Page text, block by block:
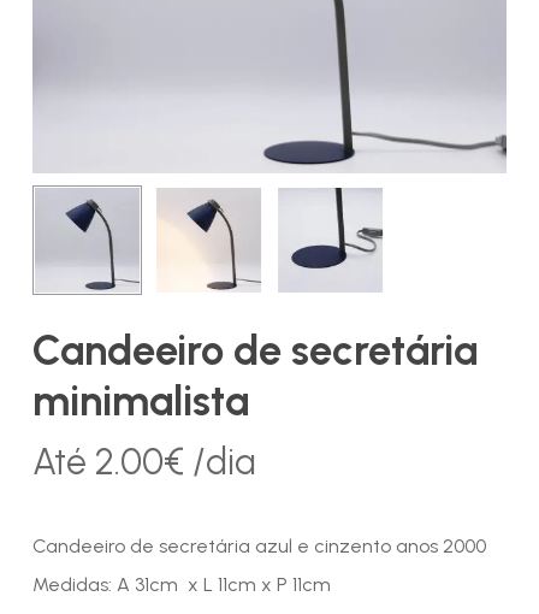
Candeeiro de secretária
minimalista
Até 2.00€ /dia
Candeeiro de secretária azul e cinzento anos 2000
Medidas: A 31cm x L 11cm x P 11cm